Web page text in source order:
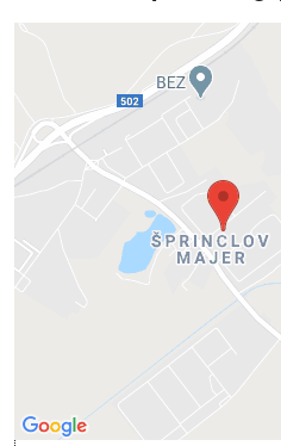
Externý obsah je
Prajete si načítať
Povoliť tentokrát
Povoliť a zapamätať -
cookie: Funkčné
Otvoriť obsah v